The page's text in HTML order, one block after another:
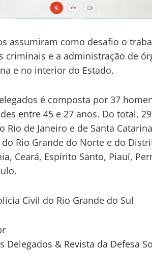
assumiram como desafio o
criminais e a administração de
e no interior do Estado.
é composta por 37
entre 45 e 27 anos. Do total,
Rio de Janeiro e de Santa
Rio Grande do Norte e do
Ceará, Espírito Santo, Piauí,
Civil do Rio Grande do Sul
Delegados & Revista da Defesa